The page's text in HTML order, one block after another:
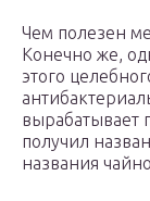
Чем полезен
Конечно же,
этого
вырабатывает
получил
названия